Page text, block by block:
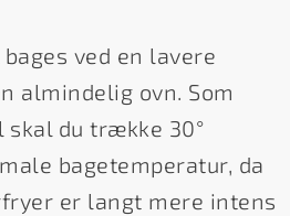
ved en lavere
almindelig ovn. Som
du trække 30°
bagetemperatur, da
er langt mere intens